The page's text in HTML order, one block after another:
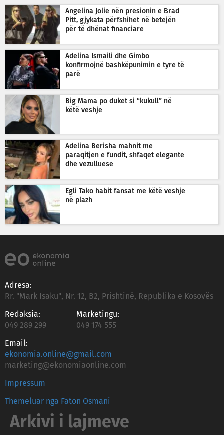
Angelina Jolie nën presionin e Brad
Pitt, gjykata përfshihet në betejën
për të dhënat financiare
Adelina Ismaili dhe Gimbo
konfirmojnë bashkëpunimin e tyre të
parë
Big Mama po duket si “kukull” në
këtë veshje
Adelina Berisha mahnit me
paraqitjen e fundit, shfaqet elegante
dhe vezulluese
Egli Tako habit fansat me këtë veshje
në plazh
Adresa:
Rr. "Mark Isaku", Nr. 12, B2, Prishtinë, Republika e Kosovës
Redaksia:
049 289 299
Marketingu:
049 174 555
Email:
ekonomia.online@gmail.com
marketing@ekonomiaonline.com
Impressum
Themeluar nga Faton Osmani
Arkivi i lajmeve